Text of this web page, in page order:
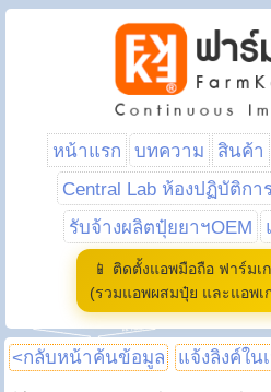
หน้าแรก บทความ สินค้า
Central Lab ห้องปฏิบัติกา
รับจ้างผลิตปุ๋ยยาฯOEM
📱 ติดตั้งแอพมือถือ ฟาร์มเ
(รวมแอพผสมปุ๋ย และแอพ
<กลับหน้าค้นข้อมูล แจ้งลิงค์ใน